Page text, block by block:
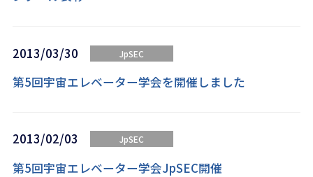
2013/03/30 JpSEC
第5回宇宙エレベーター学会を開催しました
2013/02/03 JpSEC
第5回宇宙エレベーター学会JpSEC開催